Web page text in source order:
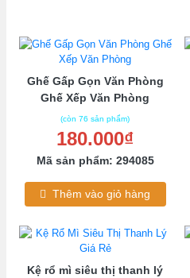
Ghế Gấp Gọn Văn Phòng
Ghế Xếp Văn Phòng
(còn 76 sản phẩm)
180.000₫
Mã sản phẩm: 294085
Thêm vào giỏ hàng
Kệ rổ mì siêu thị thanh lý